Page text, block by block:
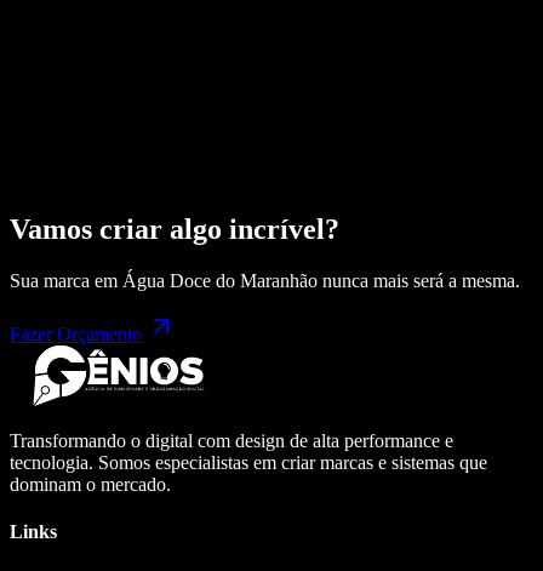
Vamos criar algo incrível?
Sua marca em Água Doce do Maranhão nunca mais será a mesma.
Fazer Orçamento
Transformando o digital com design de alta performance e
tecnologia. Somos especialistas em criar marcas e sistemas que
dominam o mercado.
Links